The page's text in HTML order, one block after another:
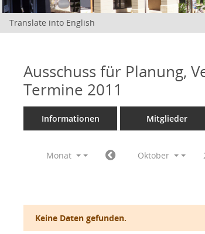
Translate into English
Ausschuss für Planung,
Termine 2011
Informationen Mitglieder
Monat Oktober
Keine Daten gefunden.